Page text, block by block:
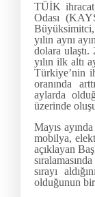
TÜİK ihracat
Odası
yılın aynı
dolara ulaştı.
yılın ilk altı
Türkiye’nin
oranında
aylarda
üzerinde
Mayıs
mobilya,
açıklayan
sırayı
olduğunun